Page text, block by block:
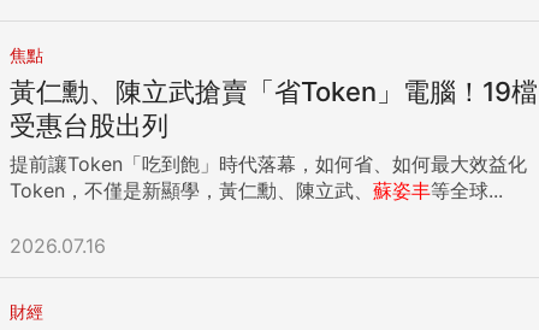
焦點
黃仁勳、陳立武搶賣「省Token」電腦！19檔
受惠台股出列
提前讓Token「吃到飽」時代落幕，如何省、如何最大效益化
Token，不僅是新顯學，黃仁勳、陳立武、 蘇姿丰等全球...
2026.07.16
財經